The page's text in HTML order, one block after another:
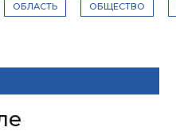
ОБЛАСТЬ ОБЩЕСТВО